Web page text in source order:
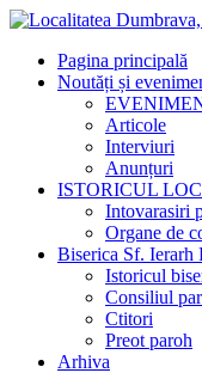
Pagina principală
Noutăți și
Articole
Interviuri
Anunțuri
ISTORICUL
Intovarasiri
Organe de
Biserica Sf. Ierarh
Istoricul
Consiliul
Ctitori
Preot paroh
Arhiva